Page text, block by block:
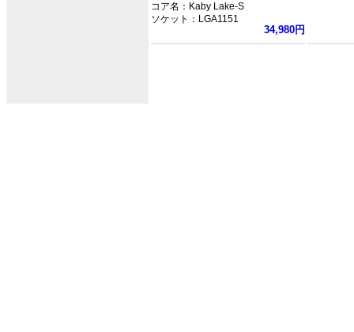
コア名：Kaby Lake-S
ソケット：LGA1151
L3キャッシュ：8MB
34,980円